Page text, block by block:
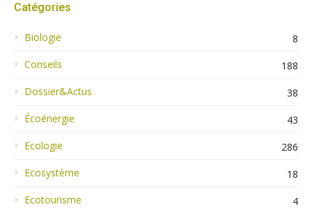
Catégories
Biologie
8
Conseils
188
Dossier&Actus
38
Écoénergie
43
Ecologie
286
Ecosystème
18
Ecotourisme
4